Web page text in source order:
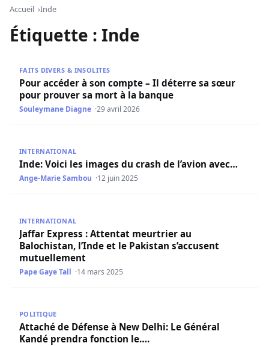
Accueil Inde
Étiquette : Inde
FAITS DIVERS & INSOLITES
Pour accéder à son compte – Il déterre sa sœur
pour prouver sa mort à la banque
Souleymane Diagne 29 avril 2026
INTERNATIONAL
Inde: Voici les images du crash de l’avion avec…
Ange-Marie Sambou 12 juin 2025
INTERNATIONAL
Jaffar Express : Attentat meurtrier au
Balochistan, l’Inde et le Pakistan s’accusent
mutuellement
Pape Gaye Tall 14 mars 2025
POLITIQUE
Attaché de Défense à New Delhi: Le Général
Kandé prendra fonction le….